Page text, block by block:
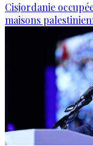
Cisjordanie
maisons